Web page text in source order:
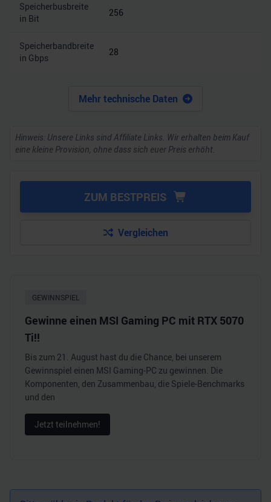
Speicherbusbreite
in Bit
256
Speicherbandbreite
in Gbps
28
Mehr technische Daten
Hinweis: Unsere Links sind Affiliate Links. Wir erhalten beim Kauf
eine kleine Provision, ohne dass sich euer Preis erhöht.
ZUM BESTPREIS
Vergleichen
GEWINNSPIEL
Gewinne einen MSI Gaming PC mit RTX 5070
Ti!!
Bis zum 21. August hast du die Chance, bei unserem
Gewinnspiel einen MSI Gaming-PC zu gewinnen. Die
Komponenten, den Zusammenbau, die Spiele-Benchmarks
und den
Jetzt teilnehmen!